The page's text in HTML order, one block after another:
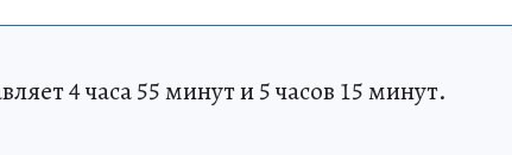
4 часа 55 минут и 5 часов 15 минут.